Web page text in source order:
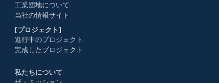
工業団地について
当社の情報サイト
[プロジェクト]
進行中のプロジェクト
完成したプロジェクト
私たちについて